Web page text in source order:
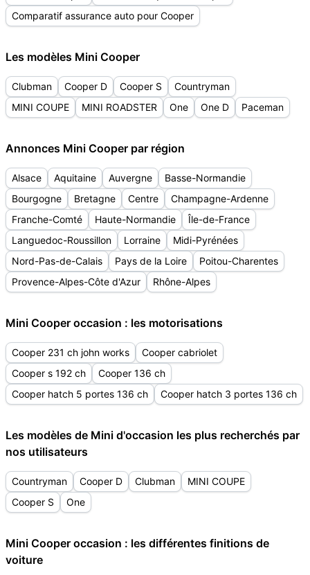
Comparatif assurance auto pour Cooper
Les modèles Mini Cooper
Clubman Cooper D Cooper S
Countryman
MINI COUPE
MINI ROADSTER One One D Paceman
Annonces Mini Cooper par région
Alsace Aquitaine Auvergne
Basse-Normandie
Bourgogne
Bretagne Centre
Champagne-Ardenne
Franche-Comté
Haute-Normandie
Île-de-France
Languedoc-Roussillon
Lorraine
Midi-Pyrénées
Nord-Pas-de-Calais
Pays de la Loire
Poitou-Charentes
Provence-Alpes-Côte d'Azur
Rhône-Alpes
Mini Cooper occasion : les motorisations
Cooper 231 ch john works
Cooper cabriolet
Cooper s 192 ch
Cooper 136 ch
Cooper hatch 5 portes 136 ch
Cooper hatch 3 portes 136 ch
Les modèles de Mini d'occasion les plus recherchés par
nos utilisateurs
Countryman Cooper D Clubman
MINI COUPE
Cooper S
One
Mini Cooper occasion : les différentes finitions de
voiture